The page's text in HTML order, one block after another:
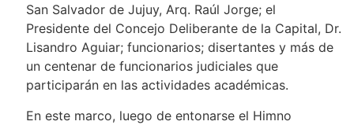
San Salvador de Jujuy, Arq. Raúl Jorge; el
Presidente del Concejo Deliberante de la Capital, Dr.
Lisandro Aguiar; funcionarios; disertantes y más de
un centenar de funcionarios judiciales que
participarán en las actividades académicas.
En este marco, luego de entonarse el Himno